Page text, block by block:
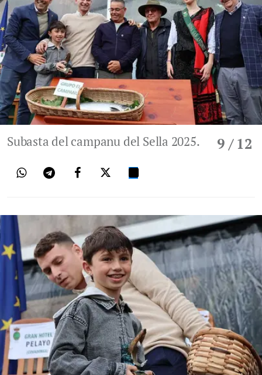
9 / 12
Subasta del campanu del Sella 2025.